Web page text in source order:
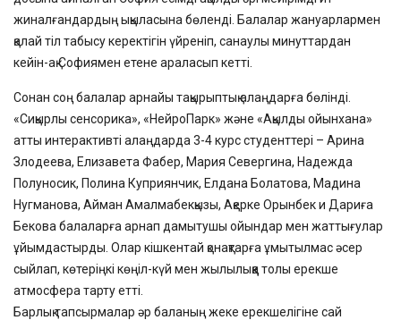
жиналғандардың ықыласына бөленді. Балалар жануарлармен
қалай тіл табысу керектігін үйреніп, санаулы минуттардан
кейін-ақ Софиямен етене араласып кетті.
Сонан соң балалар арнайы тақырыптық алаңдарға бөлінді.
«Сиқырлы сенсорика», «НейроПарк» және «Ақылды ойынхана»
атты интерактивті алаңдарда 3-4 курс студенттері – Арина
Злодеева, Елизавета Фабер, Мария Севергина, Надежда
Полуносик, Полина Куприянчик, Елдана Болатова, Мадина
Нугманова, Айман Амалмабекқызы, Ақерке Орынбек и Дариға
Бекова балаларға арнап дамытушы ойындар мен жаттығулар
ұйымдастырды. Олар кішкентай қонақтарға ұмытылмас әсер
сыйлап, көтеріңкі көңіл-күй мен жылылыққа толы ерекше
атмосфера тарту етті.
Барлық тапсырмалар әр баланың жеке ерекшелігіне сай